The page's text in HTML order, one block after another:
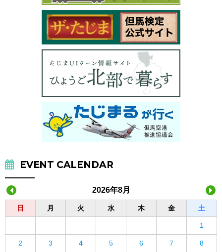
EVENT CALENDAR
2026年8月
日 月 火 水 木 金 土
1
2 3 4 5 6 7 8